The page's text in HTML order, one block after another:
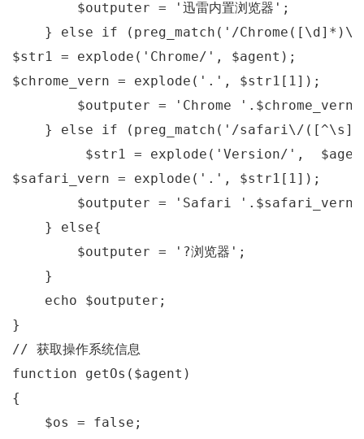
        $outputer =
'迅雷内置浏览器' ;
    }
else if (preg_match( '/
$str1 = explode( 'Chrome/' , $agent);
$chrome_vern = explode( '.' , $str1[ 1]);
        $outputer =
'Chrome ' .$chrome_vern[
    }
else if (preg_match( '/safari\/
         $str1 = explode(
'Version/' ,
$safari_vern = explode( '.' , $str1[ 1]);
        $outputer =
'Safari ' .$safari_vern[
    }
else{
        $outputer =
'?浏览器' ;
    }
echo $outputer;
// 获取操作系统信息
function
getOs ($agent)
{
    $os =
false ;